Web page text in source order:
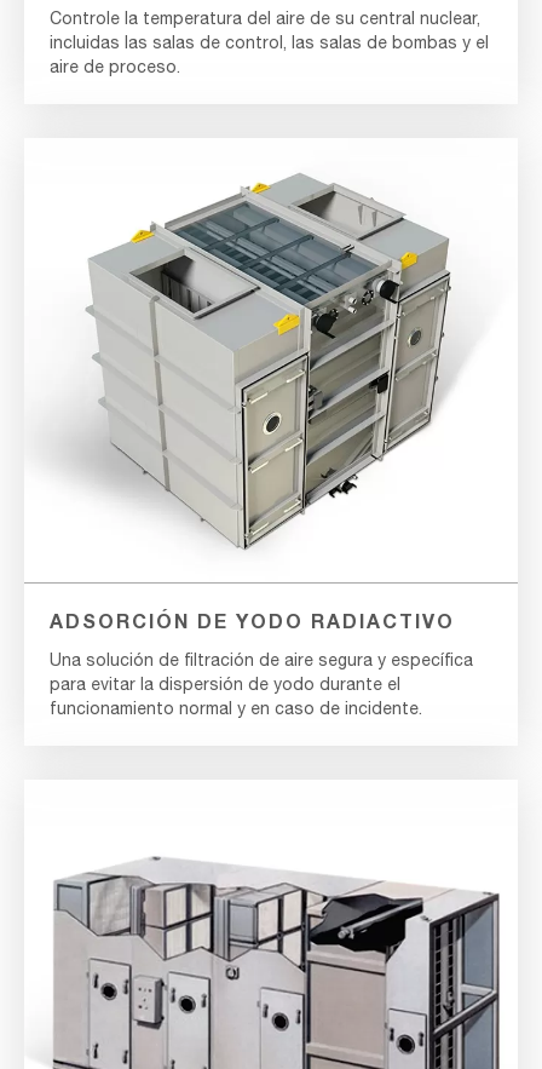
Controle la temperatura del aire de su central nuclear,
incluidas las salas de control, las salas de bombas y el
aire de proceso.
ADSORCIÓN DE YODO RADIACTIVO
Una solución de filtración de aire segura y específica
para evitar la dispersión de yodo durante el
funcionamiento normal y en caso de incidente.